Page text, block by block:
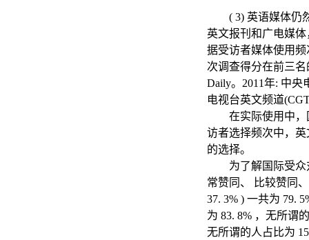
( 3) 英语媒体仍
英文报刊和广电媒
据受访者媒体使用
次调查得分在前三
Daily。2011年: 中央
电视台英文频道
在实际使用中
访者选择频次中，
的选择。
为了解国际受
常赞同、 比较赞同
37. 3% ) 一共为 79.
为 83. 8% ，无所谓
无所谓的人占比为